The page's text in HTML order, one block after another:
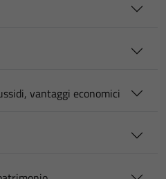
vantaggi economici